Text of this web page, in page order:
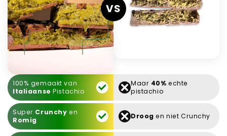
VS
100% gemaakt van
ItaliaansePistachio
Maar 40%echte
pistachio
Super Crunchy en
Romig
Droogen niet Crunchy